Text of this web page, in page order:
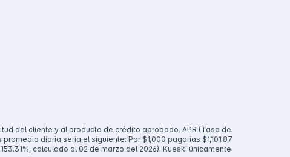
del cliente y al producto de crédito aprobado. APR (Tasa de
diaria sería el siguiente: Por $1,000 pagarías $1,101.87
calculado al 02 de marzo del 2026). Kueski únicamente